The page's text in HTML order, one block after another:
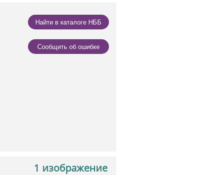
Найти в каталоге НББ
Сообщить об ошибке
1 изображение